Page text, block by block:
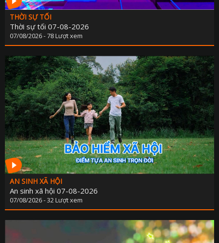
THỜI SỰ TỐI
Thời sự tối 07-08-2026
07/08/2026 - 78 Lượt xem
AN SINH XÃ HỘI
An sinh xã hội 07-08-2026
07/08/2026 - 32 Lượt xem